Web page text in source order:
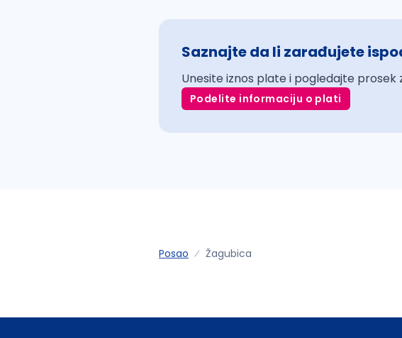
Saznajte da li zarađujete
Unesite iznos plate i pogledajte prosek
Podelite informaciju o plati
Posao Žagubica